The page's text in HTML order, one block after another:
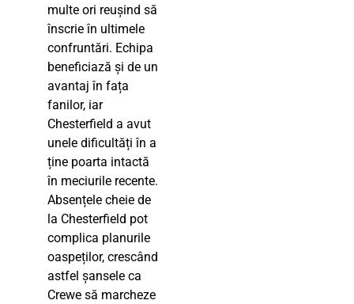
multe ori reușind să
înscrie în ultimele
confruntări. Echipa
beneficiază și de un
avantaj în fața
fanilor, iar
Chesterfield a avut
unele dificultăți în a
ține poarta intactă
în meciurile recente.
Absențele cheie de
la Chesterfield pot
complica planurile
oaspeților, crescând
astfel șansele ca
Crewe să marcheze